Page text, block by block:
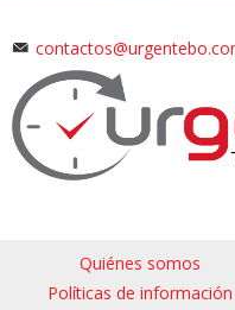
Quiénes somos
Políticas de información